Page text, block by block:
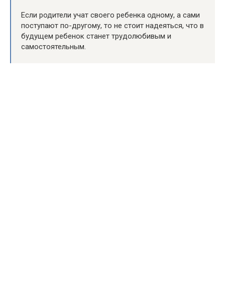
Если родители учат своего ребенка одному, а сами
поступают по-другому, то не стоит надеяться, что в
будущем ребенок станет трудолюбивым и
самостоятельным.